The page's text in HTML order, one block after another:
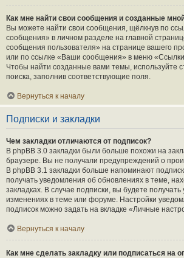
Как мне найти свои сообщения и созданные
Вы можете найти свои сообщения, щёлкнув по
сообщения» в личном разделе на главной
сообщения пользователя» на странице вашего
или по ссылке «Ваши сообщения» в меню
Чтобы найти созданные вами темы, используйте
поиска, заполнив соответствующие поля.
Вернуться к началу
Подписки и закладки
Чем закладки отличаются от подписок?
В phpBB 3.0 закладки были больше похожи на
браузере. Вы не получали предупреждений о
В phpBB 3.1 закладки больше напоминают
получать уведомления об обновлениях в теме,
закладках. В случае подписки, вы будете
изменениях в теме или форуме. Настройки
подписок можно задать на вкладке «Личные
Вернуться к началу
Как мне сделать закладку или подписаться на